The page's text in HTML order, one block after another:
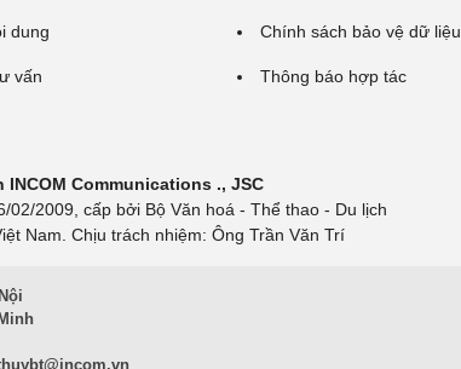
dung
vấn
Chính sách bảo vệ dữ
Thông báo hợp tác
Communications ., JSC
2009, cấp bởi Bộ Văn hoá - Thể thao - Du lịch
Nam. Chịu trách nhiệm: Ông Trần Văn Trí